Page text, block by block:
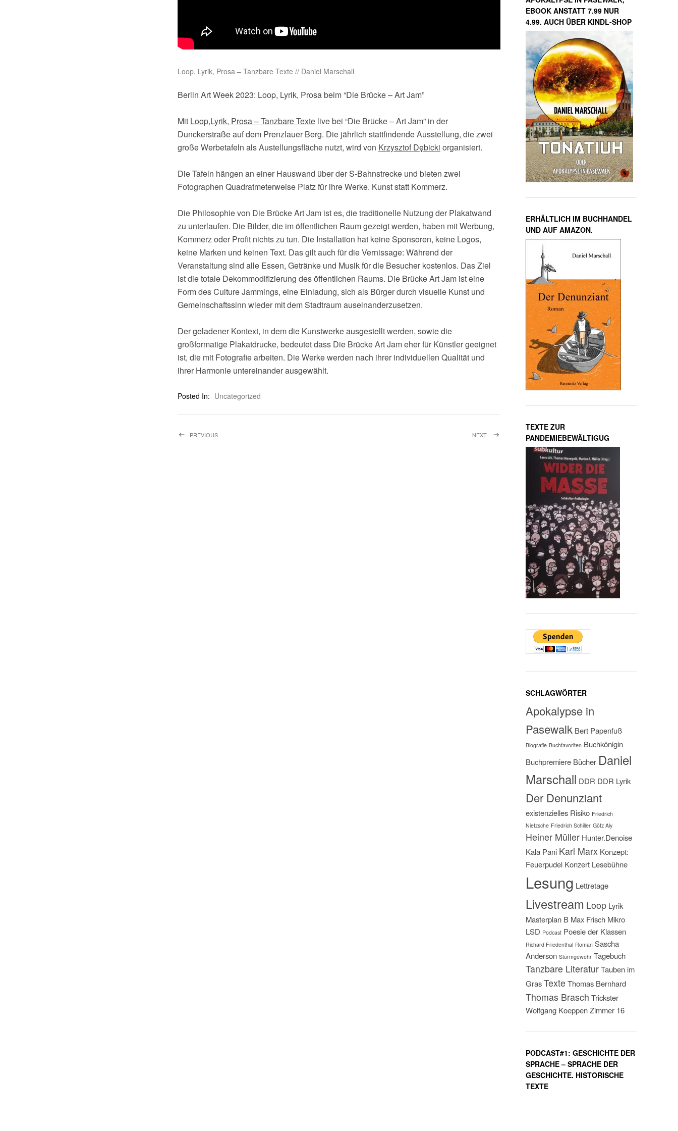
Loop, Lyrik, Prosa – Tanzbare Texte // Daniel Marschall
Berlin Art Week 2023: Loop, Lyrik, Prosa beim “Die Brücke – Art Jam”
Mit Loop,Lyrik, Prosa – Tanzbare Texte live bei “Die Brücke – Art Jam” in der
Dunckerstraße auf dem Prenzlauer Berg. Die jährlich stattfindende Ausstellung, die zwei
große Werbetafeln als Austellungsfläche nutzt, wird von Krzysztof Dębicki organisiert.
Die Tafeln hängen an einer Hauswand über der S-Bahnstrecke und bieten zwei
Fotographen Quadratmeterweise Platz für ihre Werke. Kunst statt Kommerz.
Die Philosophie von Die Brücke Art Jam ist es, die traditionelle Nutzung der Plakatwand
zu unterlaufen. Die Bilder, die im öffentlichen Raum gezeigt werden, haben mit Werbung,
Kommerz oder Profit nichts zu tun. Die Installation hat keine Sponsoren, keine Logos,
keine Marken und keinen Text. Das gilt auch für die Vernissage: Während der
Veranstaltung sind alle Essen, Getränke und Musik für die Besucher kostenlos. Das Ziel
ist die totale Dekommodifizierung des öffentlichen Raums. Die Brücke Art Jam ist eine
Form des Culture Jammings, eine Einladung, sich als Bürger durch visuelle Kunst und
Gemeinschaftssinn wieder mit dem Stadtraum auseinanderzusetzen.
Der geladener Kontext, in dem die Kunstwerke ausgestellt werden, sowie die
großformatige Plakatdrucke, bedeutet dass Die Brücke Art Jam eher für Künstler geeignet
ist, die mit Fotografie arbeiten. Die Werke werden nach ihrer individuellen Qualität und
ihrer Harmonie untereinander ausgewählt.
Posted In: Uncategorized
PREVIOUS NEXT
POST:
EBOOK ANSTATT 7.99 NUR
4.99. AUCH ÜBER KINDL-SHOP
ERHÄLTLICH IM BUCHHANDEL
UND AUF AMAZON.
TEXTE ZUR
PANDEMIEBEWÄLTIGUG
SCHLAGWÖRTER
Apokalypse in
Pasewalk Bert Papenfuß
Biografie Buchfavoriten Buchkönigin
Buchpremiere Bücher Daniel
Marschall DDR DDR Lyrik
Der Denunziant
existenzielles Risiko Friedrich
Nietzsche Friedrich Schiller Götz Aly
Heiner Müller Hunter.Denoise
Kala Pani Karl Marx Konzept:
Feuerpudel Konzert Lesebühne
Lesung Lettretage
Livestream Loop Lyrik
Masterplan B Max Frisch Mikro
LSD Podcast Poesie der Klassen
Richard Friedenthal Roman Sascha
Anderson Sturmgewehr Tagebuch
Tanzbare LiteraturTauben im
GrasTexte Thomas Bernhard
Thomas Brasch Trickster
Wolfgang KoeppenZimmer 16
PODCAST#1: GESCHICHTE DER
SPRACHE – SPRACHE DER
GESCHICHTE. HISTORISCHE
TEXTE